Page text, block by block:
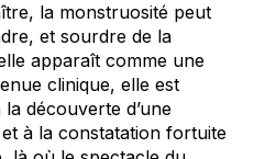
la monstruosité peut
et sourdre de la
apparaît comme une
clinique, elle est
découverte d’une
à la constatation fortuite